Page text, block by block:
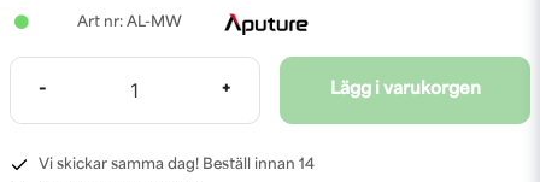
AL-MW
- + Lägg i varukorgen
Vi skickar samma dag! Beställ innan 14